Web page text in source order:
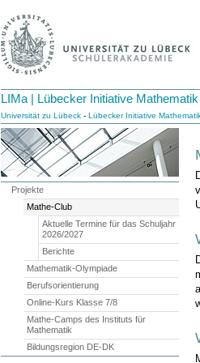
LIMa | Lübecker Initiative Mathematik
Universität zu Lübeck - Lübecker Initiative
Projekte
Mathe-Club
Aktuelle Termine für das Schuljahr
2026/2027
Berichte
Mathematik-Olympiade
Berufsorientierung
Online-Kurs Klasse 7/8
Mathe-Camps des Instituts für
Mathematik
Bildungsregion DE-DK